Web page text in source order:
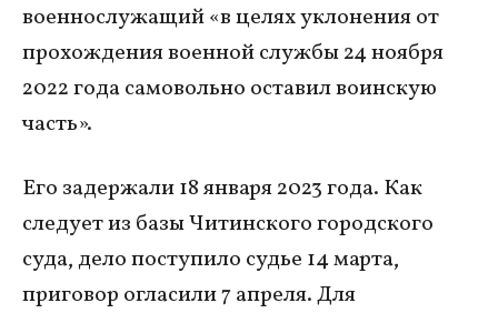
военнослужащий «в целях уклонения от
прохождения военной службы 24 ноября
2022 года самовольно оставил воинскую
часть».
Его задержали 18 января 2023 года. Как
следует из базы Читинского городского
суда, дело поступило судье 14 марта,
приговор огласили 7 апреля. Для